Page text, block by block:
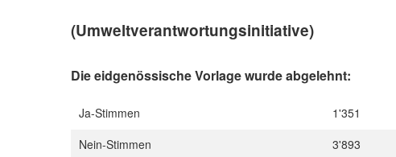
(Umweltverantwortungsinitiative)
Die eidgenössische Vorlage wurdeabgelehnt:
Ja-Stimmen 1'351
Nein-Stimmen
3'893